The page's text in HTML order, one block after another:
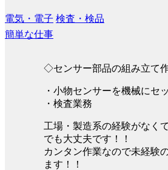
電気・電子 検査・検品
簡単な仕事
◇センサー部品の組み立て
・小物センサーを機械にセ
・検査業務
工場・製造系の経験がなく
でも大丈夫です！！
カンタン作業なので未経験
ます！！